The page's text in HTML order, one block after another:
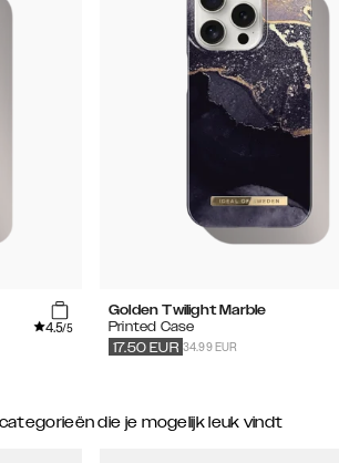
4.5/5
Golden Twilight Marble
Printed Case
34.99 EUR
17.50 EUR
die je mogelijk leuk vindt